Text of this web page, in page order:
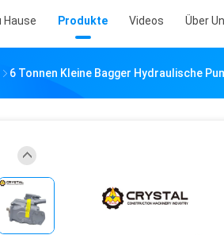
Hause Produkte Videos Über
6 Tonnen Kleine Bagger Hydraulische